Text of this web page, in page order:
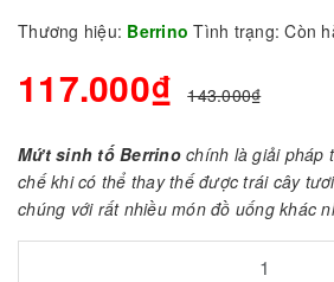
Thương hiệu: BerrinoTình trạng: Còn
117.000₫ 143.000₫
Mứt sinh tố Berrinochính là giải pháp
chế khi có thể thay thế được trái cây
chúng với rất nhiều món đồ uống khác